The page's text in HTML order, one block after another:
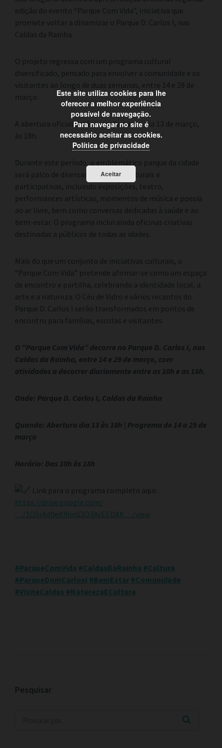
edição do evento “Parque Com Vida”, iniciativa que
promete voltar a dinamizar o Parque D. Carlos I, nas
Caldas da Rainha.
O projeto regressa com um programa cultural
diversificado, pensado para envolver a comunidade e os
visitantes ao longo de duas semanas, entre 14 e 29 de
março.
A abertura oficial está marcada para o dia 13 de março,
às 18h.
Durante este período, o emblemático parque da cidade
será palco de diversas atividades culturais e
participativas, incluindo exposições, teatro,
performances artísticas, momentos de música e poesia
ao ar livre, bem como conversas dedicadas à saúde e ao
bem-estar. O programa inclui ainda oficinas criativas
destinadas a públicos de todas as idades.
Mais do que um conjunto de iniciativas culturais, o
“Parque Com Vida” pretende afirmar-se como um espaço
de encontro e partilha, celebrando a identidade local, a
arte e a natureza. O Céu de Vidro e vários recantos do
Parque D. Carlos I serão transformados em pontos de
encontro para famílias, escolas e visitantes.
O “Parque Com Vida” decorre no Parque D. Carlos I, nas
Caldas da Rainha, entre 14 e 29 de março, com
atividades a decorrer diariamente entre as 10h e as 18h.
Onde: Parque D. Carlos I, Caldas da Rainha
Quando: Abertura dia 13 às 18h | Programa de 14 a 29 de
março
Horário: Das 10h às 18h
Link para o programa completo aqui:
https://drive.google.com/
…/1O5rAd0eK9hnS2Q3ArEEDAK…/view
#ParqueComVida #CaldasDaRainha #Cultura
#ParqueDomCarlosI #BemEstar #Comunidade
#VisiteCaldas #NaturezaECultura
Pesquisar
Este site utiliza cookies para lhe
oferecer a melhor experiência
possível de navegação.
Para navegar no site é
necessário aceitar as cookies.
Política de privacidade
Aceitar